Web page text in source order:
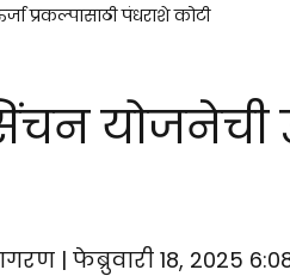
प्रकल्पासाठी पंधराशे कोटी
योजनेची
| फेब्रुवारी 18, 2025